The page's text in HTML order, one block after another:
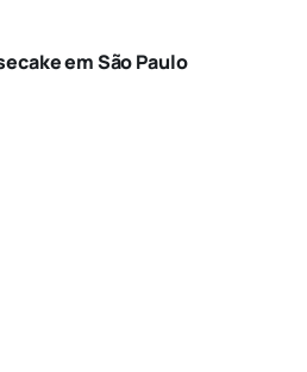
em São Paulo